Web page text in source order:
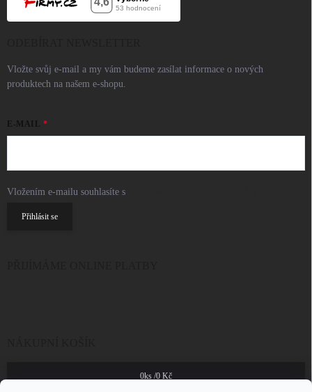
Vložte svůj e-mail a my vám budeme zasílat informace o nových
produktech na našem e-shopu.
E-MAIL
Vložením e-mailu souhlasíte s
Přihlásit se
0ks /0 Kč